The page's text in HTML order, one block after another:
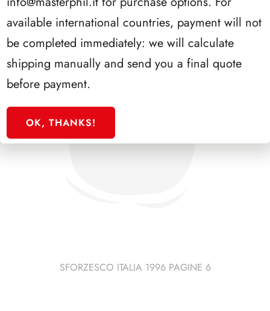
SFORZESCO ITALIA 1996 PAGINE 6
available international countries, payment will not
be completed immediately: we will calculate
shipping manually and send you a final quote
before payment.
OK, THANKS!